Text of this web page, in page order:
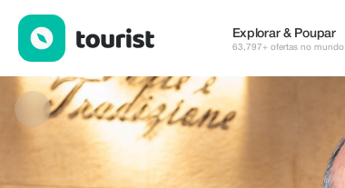
Explorar & Poupar
63,797+ ofertas no mundo